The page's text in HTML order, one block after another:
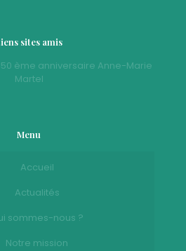
sites amis
ème anniversaire Anne-Marie
Martel
Menu
Accueil
Actualités
sommes-nous ?
Notre mission